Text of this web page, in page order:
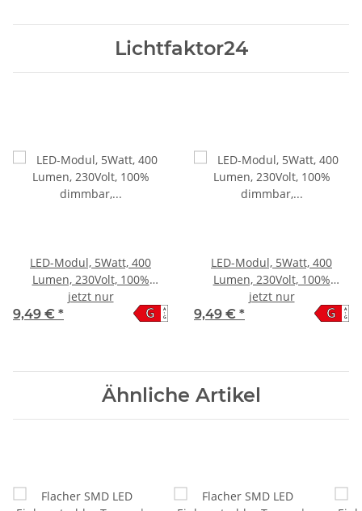
Lichtfaktor24
LED-Modul, 5Watt, 400
Lumen, 230Volt, 100%
dimmbar, Neutralweiss,
4000Kelvin
jetzt nur
9,49 € * A
↑
G
G
LED-Modul, 5Watt, 400
Lumen, 230Volt, 100%
dimmbar, Warmweiß,
3000Kelvin
jetzt nur
9,49 € * A
↑
G
G
Ähnliche Artikel